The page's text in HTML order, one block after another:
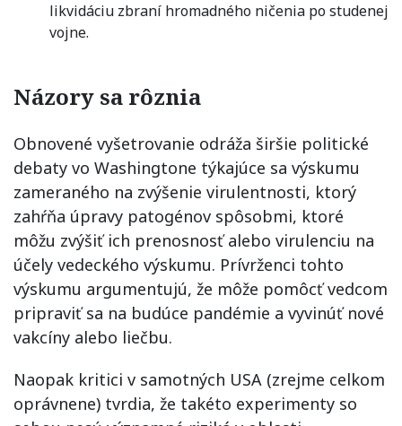
likvidáciu zbraní hromadného ničenia po studenej
vojne.
Názory sa rôznia
Obnovené vyšetrovanie odráža širšie politické
debaty vo Washingtone týkajúce sa výskumu
zameraného na zvýšenie virulentnosti, ktorý
zahŕňa úpravy patogénov spôsobmi, ktoré
môžu zvýšiť ich prenosnosť alebo virulenciu na
účely vedeckého výskumu. Prívrženci tohto
výskumu argumentujú, že môže pomôcť vedcom
pripraviť sa na budúce pandémie a vyvinúť nové
vakcíny alebo liečbu.
Naopak kritici v samotných USA (zrejme celkom
oprávnene) tvrdia, že takéto experimenty so